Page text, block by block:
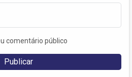
comentário público